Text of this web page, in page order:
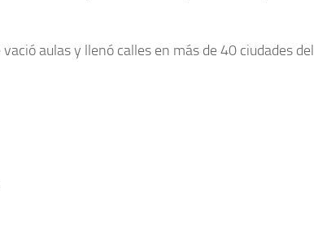
aulas y llenó calles en más de 40 ciudades del